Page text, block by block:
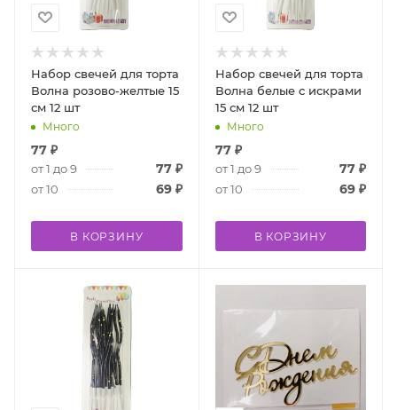
Набор свечей для торта
Волна розово-желтые 15
см 12 шт
Много
77 ₽
от 1 до 9 77₽
от 10 69₽
В КОРЗИНУ
Набор свечей для торта
Волна белые с искрами
15 см 12 шт
Много
77₽
от 1 до 9 77 ₽
от 10 69 ₽
В КОРЗИНУ